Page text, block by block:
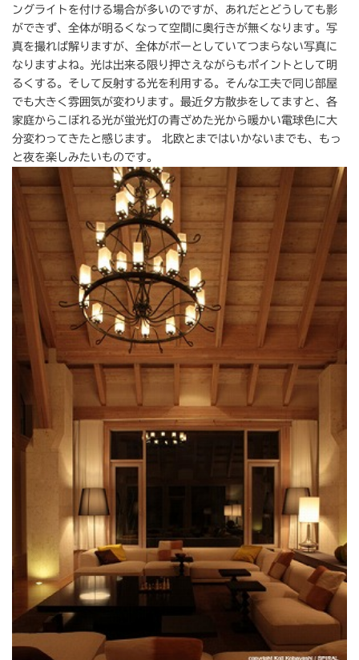
ングライトを付ける場合が多いのですが、あれだとどうしても影
ができず、全体が明るくなって空間に奥行きが無くなります。写
真を撮れば解りますが、全体がボーとしていてつまらない写真に
なりますよね。光は出来る限り押さえながらもポイントとして明
るくする。そして反射する光を利用する。そんな工夫で同じ部屋
でも大きく雰囲気が変わります。最近夕方散歩をしてますと、各
家庭からこぼれる光が蛍光灯の青ざめた光から暖かい電球色に大
分変わってきたと感じます。 北欧とまではいかないまでも、もっ
と夜を楽しみたいものです。